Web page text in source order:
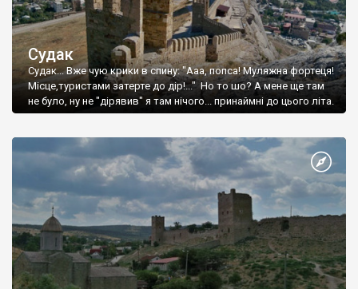
Судак
Судак... Вже чую крики в спину: "Ааа, попса! Муляжна фортеця!
Місце,туристами затерте до дір!..." Но то шо? А мене ще там
не було, ну не "дірявив" я там нічого... принаймні до цього літа.